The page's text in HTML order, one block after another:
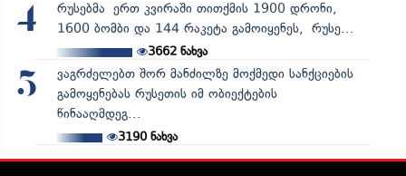
4
რუსებმა ერთ კვირაში თითქმის 1900 დრონი,
1600 ბომბი და 144 რაკეტა გამოიყენეს, რუსე...
3662ნახვა
5
ვაგრძელებთ შორ მანძილზე მოქმედი სანქციების
გამოყენებას რუსეთის იმ ობიექტების
წინააღმდეგ...
3190ნახვა